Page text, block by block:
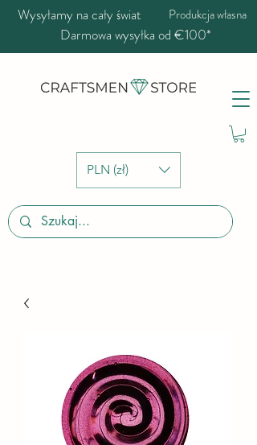
PLN (zł)
Wysyłamy na cały świat Produkcja własna
Darmowa wysyłka od €100*